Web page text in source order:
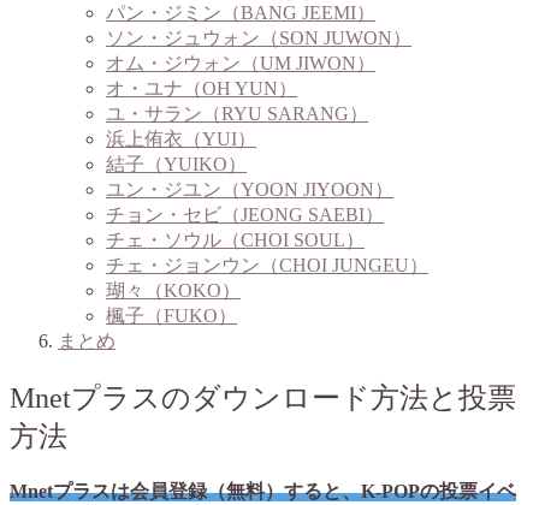
パン・ジミン（BANG JEEMI）
ソン・ジュウォン（SON JUWON）
オム・ジウォン（UM JIWON）
オ・ユナ（OH YUN）
ユ・サラン（RYU SARANG）
浜上侑衣（YUI）
結子（YUIKO）
ユン・ジユン（YOON JIYOON）
チョン・セビ（JEONG SAEBI）
チェ・ソウル（CHOI SOUL）
チェ・ジョンウン（CHOI JUNGEU）
瑚々（KOKO）
楓子（FUKO）
まとめ
Mnetプラスのダウンロード方法と投票
方法
Mnetプラスは会員登録（無料）すると、K-POPの投票イベ